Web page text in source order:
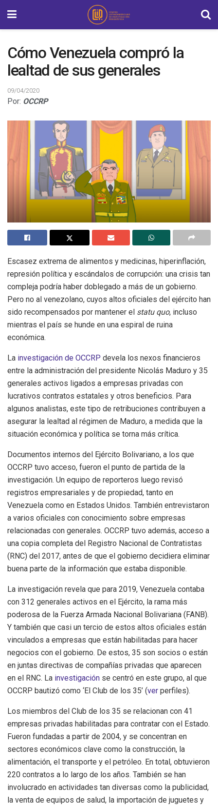
Cómo Venezuela compró la
lealtad de sus generales
09/04/2020
Por: OCCRP
Escasez extrema de alimentos y medicinas, hiperinflación,
represión política y escándalos de corrupción: una crisis tan
compleja podría haber doblegado a más de un gobierno.
Pero no al venezolano, cuyos altos oficiales del ejército han
sido recompensados por mantener el statu quo, incluso
mientras el país se hunde en una espiral de ruina
económica.
La investigación de OCCRP devela los nexos financieros
entre la administración del presidente Nicolás Maduro y 35
generales activos ligados a empresas privadas con
lucrativos contratos estatales y otros beneficios. Para
algunos analistas, este tipo de retribuciones contribuyen a
asegurar la lealtad al régimen de Maduro, a medida que la
situación económica y política se torna más crítica.
Documentos internos del Ejército Bolivariano, a los que
OCCRP tuvo acceso, fueron el punto de partida de la
investigación. Un equipo de reporteros luego revisó
registros empresariales y de propiedad, tanto en
Venezuela como en Estados Unidos. También entrevistaron
a varios oficiales con conocimiento sobre empresas
relacionadas con generales. OCCRP tuvo además, acceso a
una copia completa del Registro Nacional de Contratistas
(RNC) del 2017, antes de que el gobierno decidiera eliminar
buena parte de la información que estaba disponible.
La investigación revela que para 2019, Venezuela contaba
con 312 generales activos en el Ejército, la rama más
poderosa de la Fuerza Armada Nacional Bolivariana (FANB).
Y también que casi un tercio de estos altos oficiales están
vinculados a empresas que están habilitadas para hacer
negocios con el gobierno. De estos, 35 son socios o están
en juntas directivas de compañías privadas que aparecen
en el RNC. La investigación se centró en este grupo, al que
OCCRP bautizó como ‘El Club de los 35’ (ver perfiles).
Los miembros del Club de los 35 se relacionan con 41
empresas privadas habilitadas para contratar con el Estado.
Fueron fundadas a partir de 2004, y se concentran en
sectores económicos clave como la construcción, la
alimentación, el transporte y el petróleo. En total, obtuvieron
220 contratos a lo largo de los años. También se han
involucrado en actividades tan diversas como la publicidad,
la venta de equipos de salud, la importación de juguetes y